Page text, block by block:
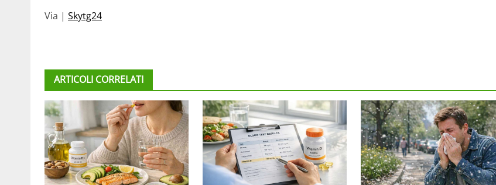
Via | Skytg24
ARTICOLI CORRELATI